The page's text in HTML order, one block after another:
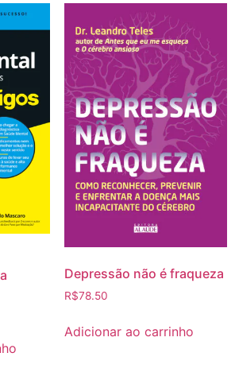
Depressão não é fraqueza
R$78.50
Adicionar ao carrinho